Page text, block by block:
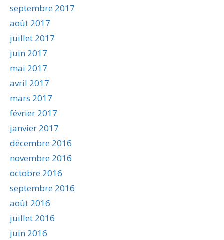
septembre 2017
août 2017
juillet 2017
juin 2017
mai 2017
avril 2017
mars 2017
février 2017
janvier 2017
décembre 2016
novembre 2016
octobre 2016
septembre 2016
août 2016
juillet 2016
juin 2016